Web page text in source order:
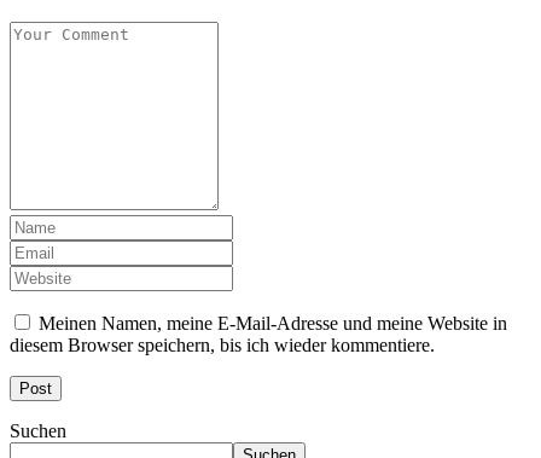
Meinen Namen, meine E-Mail-Adresse und meine Website in
diesem Browser speichern, bis ich wieder kommentiere.
Suchen